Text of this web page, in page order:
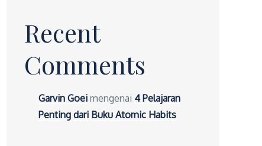
Recent
Comments
Garvin Goei mengenai 4 Pelajaran
Penting dari Buku Atomic Habits